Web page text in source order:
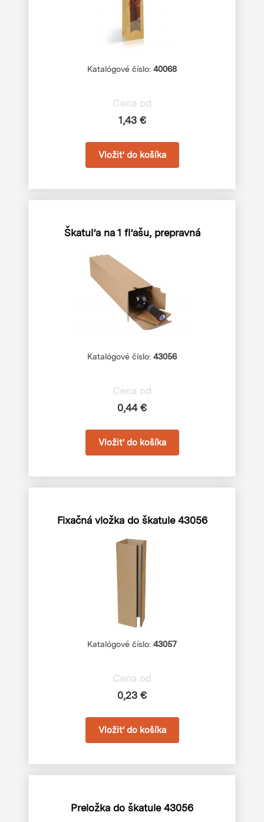
Katalógové číslo: 40068
Cena od
1,43 €
Škatuľa na 1 fľašu, prepravná
Katalógové číslo: 43056
Cena od
0,44 €
Fixačná vložka do škatule 43056
Katalógové číslo: 43057
Cena od
0,23 €
Preložka do škatule 43056